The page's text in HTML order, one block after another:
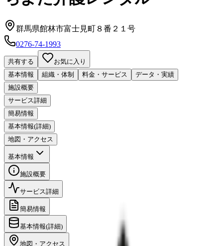
群馬県館林市富士見町８番２１号
0276-74-1993
共有する
お気に入り
基本情報
組織・体制 料金・サービス
データ・実績
施設概要
サービス詳細
簡易情報
基本情報(詳細)
地図・アクセス
基本情報
施設概要
サービス詳細
簡易情報
基本情報(詳細)
地図・アクセス